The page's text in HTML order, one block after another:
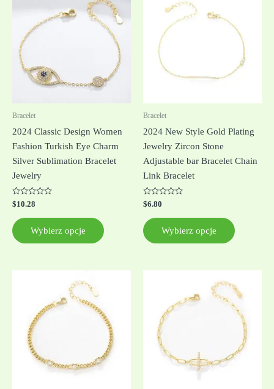
Bracelet
2024 Classic Design Women
Fashion Turkish Eye Charm
Silver Sublimation Bracelet
Jewelry
Oceniono
0
na
5
$10.28
Wybierz opcje
produkt
ma
wiele
wariantów.
Opcje
można
Bracelet
2024 New Style Gold Plating
Jewelry Zircon Stone
Adjustable bar Bracelet Chain
Link Bracelet
Oceniono
0
na
5
$6.80
Wybierz opcje
wiele
Opcje
produktu
wiele
wariantów.
Opcje
można
produkt
ma
wiele
Opcje